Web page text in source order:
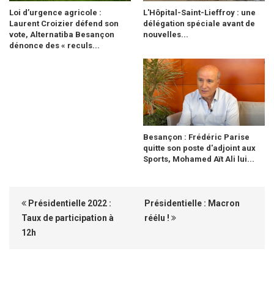
Loi d’urgence agricole :
Laurent Croizier défend son
vote, Alternatiba Besançon
dénonce des « reculs...
L'Hôpital-Saint-Lieffroy : une
délégation spéciale avant de
nouvelles...
Besançon : Frédéric Parise
quitte son poste d'adjoint aux
Sports, Mohamed Aït Ali lui...
Présidentielle 2022 :
Taux de participation à
12h
Présidentielle : Macron
réélu !